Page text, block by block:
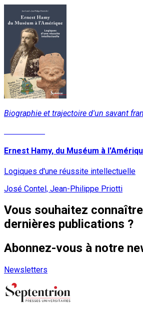
Biographie et trajectoire d'un savant
Ernest Hamy, du Muséum à
Logiques d'une réussite intellectuelle
José Contel, Jean-Philippe Priotti
Vous souhaitez
dernières publications ?
Abonnez-vous à notre
Newsletters